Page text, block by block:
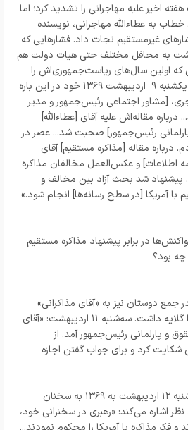
اخیر علیه مهاجرانی را تشدید کرد؛ اما
خطاب به عطاء‌الله مهاجرانی، نویسنده
غیرمستقیم نجات داد. فشارهایی که
پس از ۶ اردیبهشت به محافل مختلف حتی هیات دولت هم
که اولین سال‌های ریاست‌جمهوری‌اش را
سپری می‌کرد در خاطرات روز ‌‌یکشنبه‌ ۹ اردیبهشت ۱۳۶۹ خود در این باره
[مشاور اجتماعی رئیس‌جمهور و مدیر
مقاله‌اش علیه آقای [عطاءالله]
رئیس‌جمهور] صحبت شد... عصر در
مقاله [مذاکره مستقیم] آقای
اطلاعات] و عکس‌العمل مخالفان مذاکره
شد بحث آزاد بین مخالف و
آمریکا [در سطح رسانه‌ها] انجام شود.
»
جمع دوستان نیز به «آقای مذاکرانی»
شهرت یافته بود اما از فشارها گلایه داشت. سه‌شنبه ۱۱ اردیبهشت: «آقای
و پارلمانی رئیس‌جمهور آمد. از
کرد و برای جواب گفتن اجازه
هاشمی در خاطرات روز چهار‌شنبه ۱۲ اردیبهشت به ۱۳۶۹ به سخنان
نظر اشاره می‌کند: «رهبری در سخنرانی خود،